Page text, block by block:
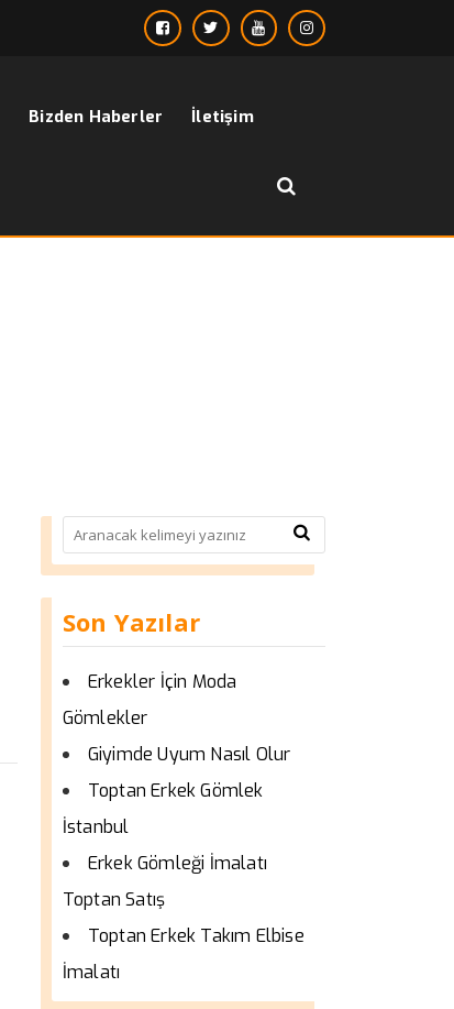
Bizden Haberler İletişim
Son Yazılar
Erkekler İçin Moda
Gömlekler
Giyimde Uyum Nasıl Olur
Toptan Erkek Gömlek
İstanbul
Erkek Gömleği İmalatı
Toptan Satış
Toptan Erkek Takım Elbise
İmalatı